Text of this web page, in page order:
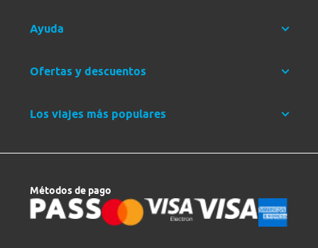
Ayuda
Ofertas y descuentos
Los viajes más populares
Métodos de pago